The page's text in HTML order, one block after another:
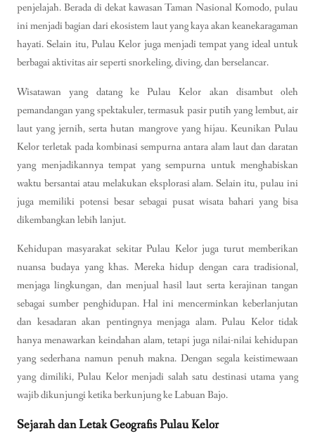
penjelajah. Berada di dekat kawasan Taman Nasional Komodo, pulau
ini menjadi bagian dari ekosistem laut yang kaya akan keanekaragaman
hayati. Selain itu, Pulau Kelor juga menjadi tempat yang ideal untuk
berbagai aktivitas air seperti snorkeling, diving, dan berselancar.
Wisatawan yang datang ke Pulau Kelor akan disambut oleh
pemandangan yang spektakuler, termasuk pasir putih yang lembut, air
laut yang jernih, serta hutan mangrove yang hijau. Keunikan Pulau
Kelor terletak pada kombinasi sempurna antara alam laut dan daratan
yang menjadikannya tempat yang sempurna untuk menghabiskan
waktu bersantai atau melakukan eksplorasi alam. Selain itu, pulau ini
juga memiliki potensi besar sebagai pusat wisata bahari yang bisa
dikembangkan lebih lanjut.
Kehidupan masyarakat sekitar Pulau Kelor juga turut memberikan
nuansa budaya yang khas. Mereka hidup dengan cara tradisional,
menjaga lingkungan, dan menjual hasil laut serta kerajinan tangan
sebagai sumber penghidupan. Hal ini mencerminkan keberlanjutan
dan kesadaran akan pentingnya menjaga alam. Pulau Kelor tidak
hanya menawarkan keindahan alam, tetapi juga nilai-nilai kehidupan
yang sederhana namun penuh makna. Dengan segala keistimewaan
yang dimiliki, Pulau Kelor menjadi salah satu destinasi utama yang
wajib dikunjungi ketika berkunjung ke Labuan Bajo.
Sejarah dan Letak Geografis Pulau Kelor